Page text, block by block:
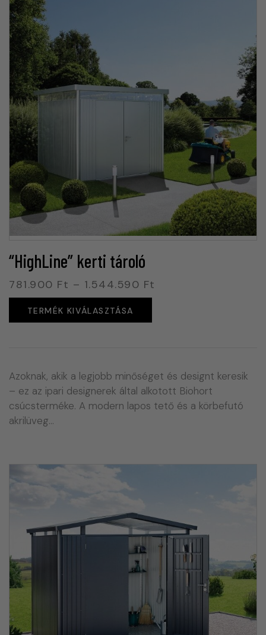
“HighLine” kerti tároló
781.900 Ft – 1.544.590 Ft
TERMÉK KIVÁLASZTÁSA
Azoknak, akik a legjobb minőséget és designt keresik
– ez az ipari designerek által alkotott Biohort
csúcsterméke. A modern lapos tető és a körbefutó
akrilüveg…